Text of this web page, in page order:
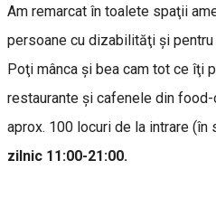
Am remarcat în toalete spaţii
persoane cu dizabilităţi şi
Poţi mânca şi bea cam tot ce îţi
restaurante şi cafenele din
aprox. 100 locuri de la intrare (în
zilnic 11:00-21:00.